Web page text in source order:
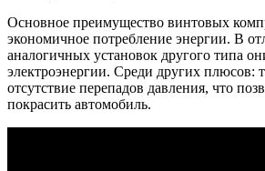
Основное преимущество винтовых
экономичное потребление энергии. В
аналогичных установок другого типа
электроэнергии. Среди других плюсов:
отсутствие перепадов давления, что
покрасить автомобиль.